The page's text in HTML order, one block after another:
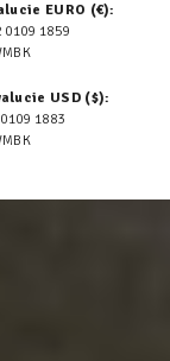
EURO (€):
0109 1859
USD ($):
1883